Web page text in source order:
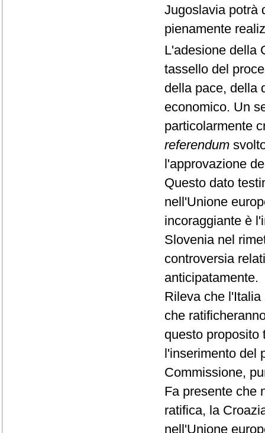
Jugoslavia potrà
pienamente
L'adesione della
tassello del
della pace, della
economico. Un
particolarmente
referendum
l'approvazione
Questo dato
nell'Unione
incoraggiante è
Slovenia nel
controversia
anticipatamente.
Rileva che
che
questo proposito
l'inserimento del
Commissione,
Fa presente che
ratifica, la
nell'Unione